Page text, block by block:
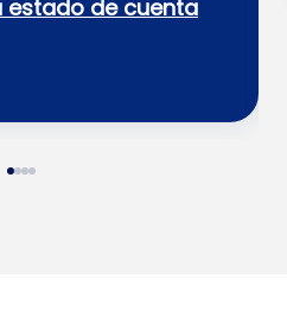
estado de cuenta